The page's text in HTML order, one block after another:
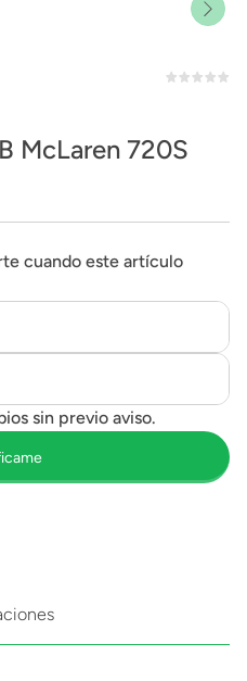
McLaren 720S
cuando este artículo